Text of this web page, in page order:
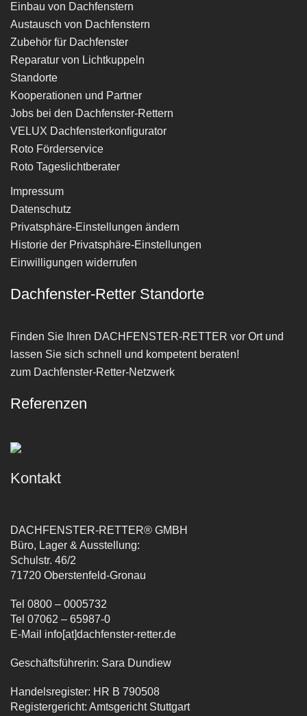
Einbau von Dachfenstern
Austausch von Dachfenstern
Zubehör für Dachfenster
Reparatur von Lichtkuppeln
Standorte
Kooperationen und Partner
Jobs bei den Dachfenster-Rettern
VELUX Dachfensterkonfigurator
Roto Förderservice
Roto Tageslichtberater
Impressum
Datenschutz
Privatsphäre-Einstellungen ändern
Historie der Privatsphäre-Einstellungen
Einwilligungen widerrufen
Dachfenster-Retter Standorte
Finden Sie Ihren DACHFENSTER-RETTER vor Ort und
lassen Sie sich schnell und kompetent beraten!
zum Dachfenster-Retter-Netzwerk
Referenzen
Kontakt
DACHFENSTER-RETTER® GMBH
Büro, Lager & Ausstellung:
Schulstr. 46/2
71720 Oberstenfeld-Gronau
Tel 0800 – 0005732
Tel 07062 – 65987-0
E-Mail info[at]dachfenster-retter.de
Geschäftsführerin: Sara Dundiew
Handelsregister: HR B 790508
Registergericht: Amtsgericht Stuttgart